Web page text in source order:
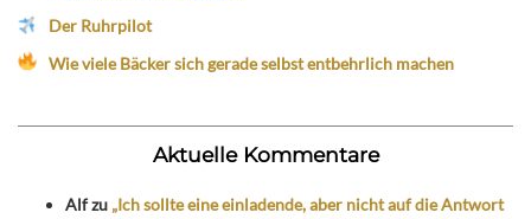
Der Ruhrpilot
Wie viele Bäcker sich gerade selbst entbehrlich machen
Aktuelle Kommentare
Alfzu „Ich sollte eine einladende, aber nicht auf die Antwort